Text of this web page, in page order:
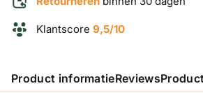
Klantscore 9,5/10
Product informatieReviews